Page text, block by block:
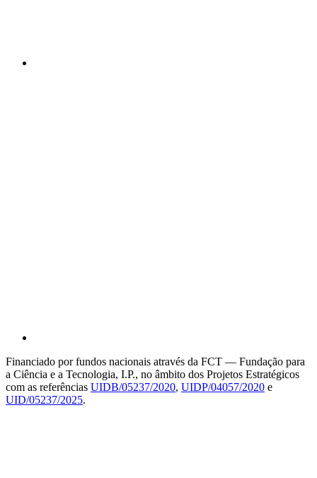
Financiado por fundos nacionais através da FCT — Fundação para
a Ciência e a Tecnologia, I.P., no âmbito dos Projetos Estratégicos
com as referências UIDB/05237/2020, UIDP/04057/2020 e
UID/05237/2025.